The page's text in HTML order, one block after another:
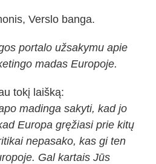
Verslo banga.
portalo užsakymu apie
madas Europoje.
tokį laišką:
madinga sakyti, kad jo
Europa gręžiasi prie kitų
nepasako, kas gi ten
Gal kartais Jūs